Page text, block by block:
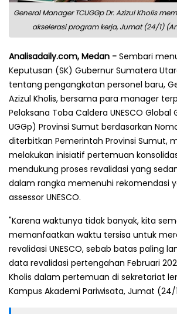
General Manager TCUGGp Dr. Azizul Kholis
akselerasi program kerja, Jumat (24/1)
Analisadaily.com, Medan - Sembari
Keputusan (SK) Gubernur Sumatera
tentang pengangkatan personel baru,
Azizul Kholis, bersama para manager
Pelaksana Toba Caldera UNESCO
UGGp) Provinsi Sumut berdasarkan
diterbitkan Pemerintah Provinsi Sumut,
melakukan inisiatif pertemuan
mendukung proses revalidasi yang
dalam rangka memenuhi rekomendasi
assessor UNESCO.
"Karena waktunya tidak banyak, kita
memanfaatkan waktu tersisa untuk
revalidasi UNESCO, sebab batas paling
data revalidasi pertengahan Februari
Kholis dalam pertemuan di sekretariat
Kampus Akademi Pariwisata, Jumat (24/